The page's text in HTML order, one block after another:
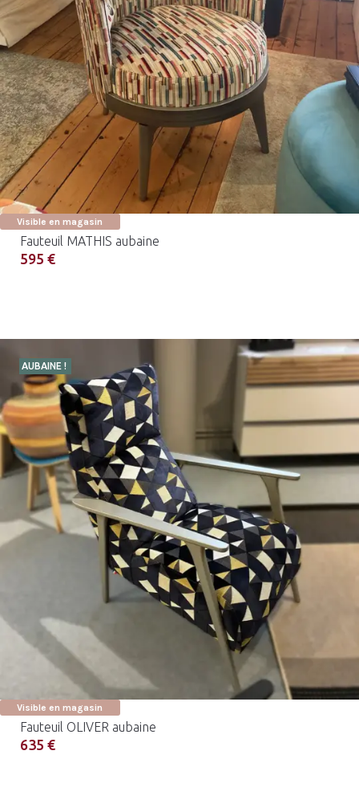
Visible en magasin
Fauteuil MATHIS aubaine
595 €
AUBAINE !
Visible en magasin
Fauteuil OLIVER aubaine
635 €